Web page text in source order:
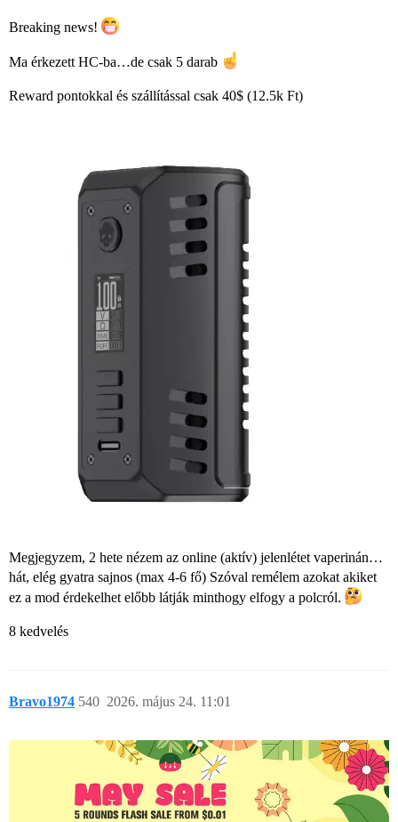
Breaking news!
Ma érkezett HC-ba…de csak 5 darab
Reward pontokkal és szállítással csak 40$ (12.5k Ft)
Megjegyzem, 2 hete nézem az online (aktív) jelenlétet vaperinán…
hát, elég gyatra sajnos (max 4-6 fő) Szóval remélem azokat akiket
ez a mod érdekelhet előbb látják minthogy elfogy a polcról.
8 kedvelés
Bravo1974 2026. május 24. 11:01
540